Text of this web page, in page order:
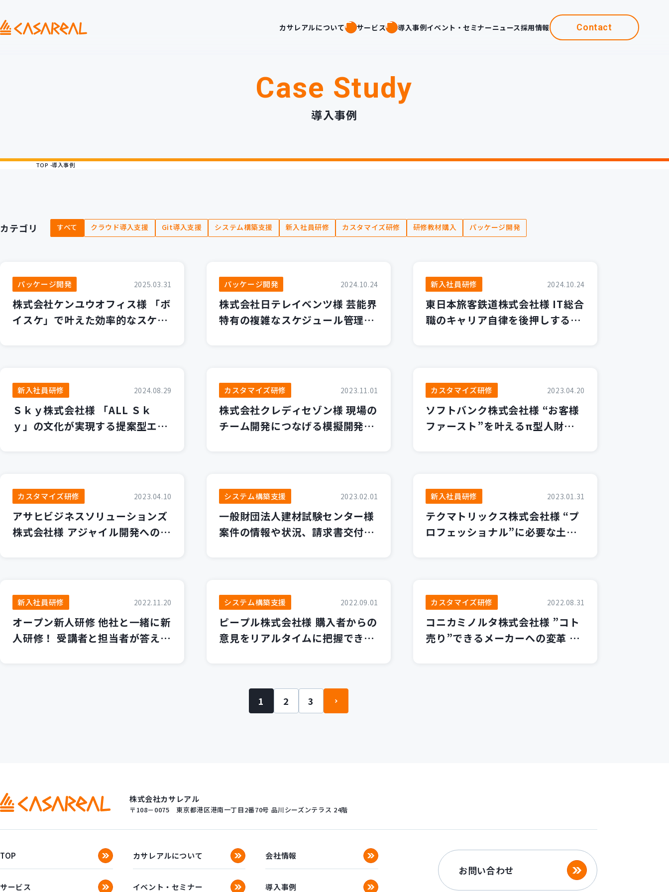
カサレアルについて サービス 導入事例イベント・セミナーニュース採用情報 Contact
Case Study
導入事例
TOP 導入事例
カテゴリ すべて クラウド導入支援 Git導入支援 システム構築支援 新入社員研修 カスタマイズ研修 研修教材購入 パッケージ開発
パッケージ開発 2025.03.31
株式会社ケンユウオフィス様 「ボ
イスケ」で叶えた効率的なスケジ
パッケージ開発 2024.10.24
株式会社日テレイベンツ様 芸能界
特有の複雑なスケジュール管理を
新入社員研修 2024.10.24
東日本旅客鉄道株式会社様 IT総合
職のキャリア自律を後押しするワ
新入社員研修 2024.08.29
Ｓｋｙ株式会社様 「ALL Ｓｋ
ｙ」の文化が実現する提案型エン
カスタマイズ研修 2023.11.01
株式会社クレディセゾン様 現場の
チーム開発につなげる模擬開発プ
カスタマイズ研修 2023.04.20
ソフトバンク株式会社様 “お客様
ファースト”を叶えるπ型人財を目
カスタマイズ研修 2023.04.10
アサヒビジネスソリューションズ
株式会社様 アジャイル開発へのシ
システム構築支援 2023.02.01
一般財団法人建材試験センター様
案件の情報や状況、請求書交付な
新入社員研修 2023.01.31
テクマトリックス株式会社様 “プ
ロフェッショナル”に必要な土台
新入社員研修 2022.11.20
オープン新人研修 他社と一緒に新
人研修！ 受講者と担当者が答える
システム構築支援 2022.09.01
ピープル株式会社様 購入者からの
意見をリアルタイムに把握できる
カスタマイズ研修 2022.08.31
コニカミノルタ株式会社様 ”コト
売り”できるメーカーへの変革 ～
1 2 3
株式会社カサレアル
〒108－0075 東京都港区港南一丁目2番70号 品川シーズンテラス 24階
TOP カサレアルについて 会社情報
サービス イベント・セミナー 導入事例
お問い合わせ